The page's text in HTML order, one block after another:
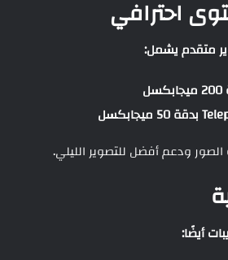
احترافي
متقدم يشمل:
ودعم أفضل للتصوير الليلي.
أيضًا: